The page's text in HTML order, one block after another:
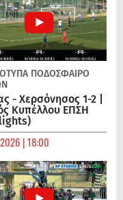
ΠΟΔΌΣΦΑΙΡΟ
- Χερσόνησος 1-2 |
Κυπέλλου ΕΠΣΗ
| 18:00